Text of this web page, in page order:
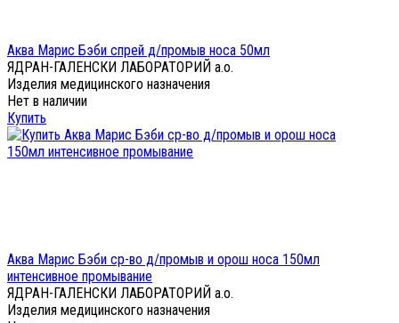
Аква Марис Бэби спрей д/промыв носа 50мл
ЯДРАН-ГАЛЕНСКИ ЛАБОРАТОРИЙ а.о.
Изделия медицинского назначения
Нет в наличии
Купить
Аква Марис Бэби ср-во д/промыв и орош носа 150мл
интенсивное промывание
ЯДРАН-ГАЛЕНСКИ ЛАБОРАТОРИЙ а.о.
Изделия медицинского назначения